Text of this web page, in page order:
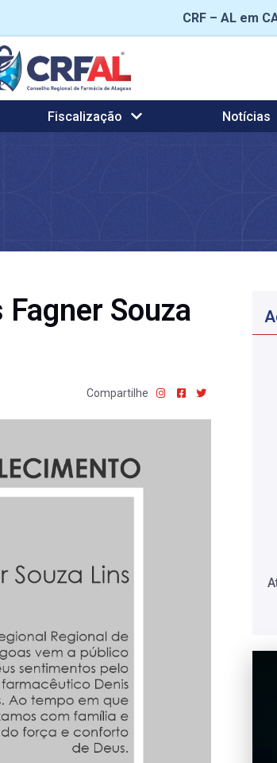
CRF – AL em
Fiscalização Notícias
Souza
Compartilhe